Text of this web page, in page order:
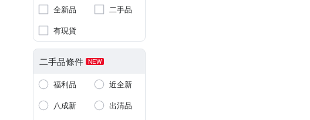
全新品
二手品
有現貨
二手品條件 NEW
福利品
近全新
八成新
出清品